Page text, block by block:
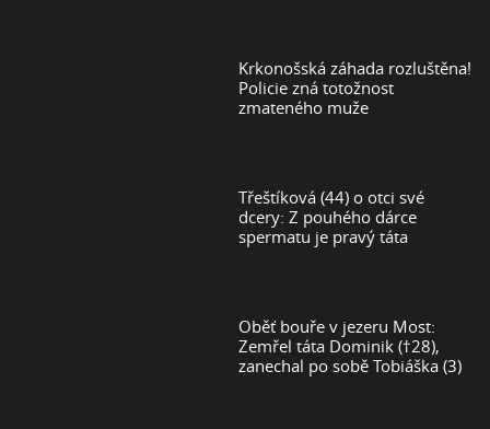
Krkonošská záhada rozluštěna!
Policie zná totožnost
zmateného muže
Třeštíková (44) o otci své
dcery: Z pouhého dárce
spermatu je pravý táta
Oběť bouře v jezeru Most:
Zemřel táta Dominik (†28),
zanechal po sobě Tobiáška (3)